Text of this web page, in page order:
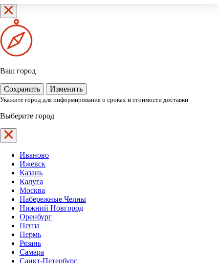
Ваш город
Сохранить Изменить
Укажите город для информирования о сроках и стоимости доставки
Выберите город
Иваново
Ижевск
Казань
Калуга
Москва
Набережные Челны
Нижний Новгород
Оренбург
Пенза
Пермь
Рязань
Самара
Санкт-Петербург